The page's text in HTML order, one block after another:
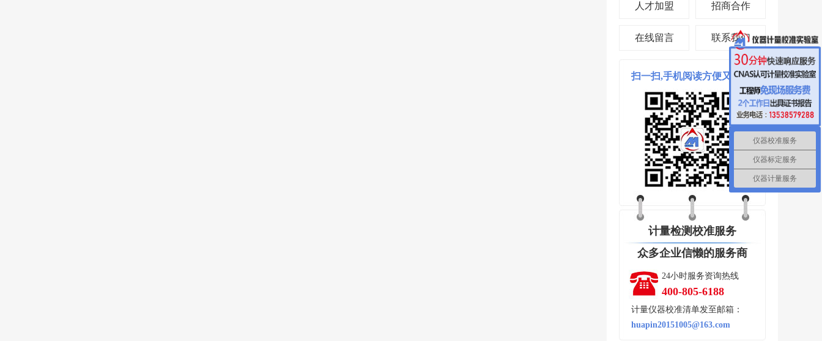
人才加盟 招商合作
在线留言 联系我们
扫一扫,手机阅读方便又省时!
计量检测校准服务
众多企业信懒的服务商
24小时服务资询热线
400-805-6188
计量仪器校准清单发至邮箱：
huapin20151005@163.com
仪器校准服务
仪器标定服务
仪器计量服务